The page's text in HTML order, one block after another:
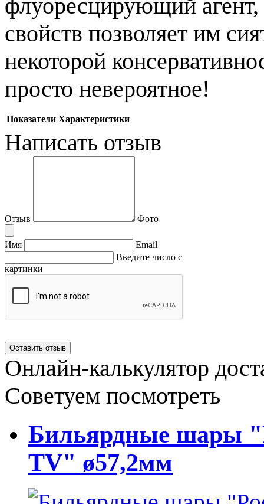
флуоресцирующий
свойств позволяет им
некоторой
просто невероятное!
Показатели Характеристики
Написать отзыв
Отзыв Фото
Имя
Email
Введите число с
картинки
Онлайн-калькулятор
Советуем посмотреть
Бильярдные шары
TV" ø57,2мм